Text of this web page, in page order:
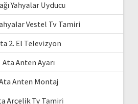
Yahyalar Uyducu
Vestel Tv Tamiri
2. El Televizyon
Ata Anten Ayarı
Anten Montaj
Arçelik Tv Tamiri